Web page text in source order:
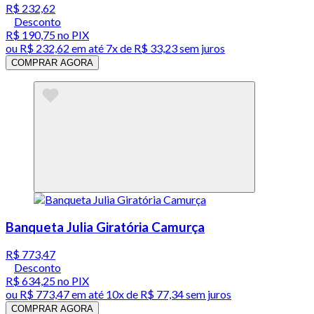
R$ 232,62
Desconto
R$ 190,75no PIX
ou R$ 232,62 em até 7x de R$ 33,23 sem juros
COMPRAR AGORA
Banqueta Julia Giratória Camurça
R$ 773,47
Desconto
R$ 634,25no PIX
ou R$ 773,47em até 10x de R$ 77,34 sem juros
COMPRAR AGORA